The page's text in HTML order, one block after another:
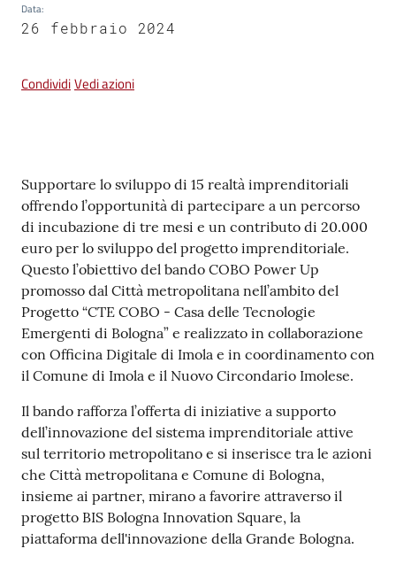
online
argomenti...
Seguici
su
Data:
26 febbraio 2024
CondividiVedi azioni
Contenuto
Supportare lo sviluppo di 15 realtà imprenditoriali
offrendo l’opportunità di partecipare a un percorso
di incubazione di tre mesi e un contributo di 20.000
euro per lo sviluppo del progetto imprenditoriale.
Questo l’obiettivo del bando COBO Power Up
promosso dal Città metropolitana nell’ambito del
Progetto “CTE COBO - Casa delle Tecnologie
Emergenti di Bologna” e realizzato in collaborazione
con Officina Digitale di Imola e in coordinamento con
il Comune di Imola e il Nuovo Circondario Imolese.
Il bando rafforza l’offerta di iniziative a supporto
dell’innovazione del sistema imprenditoriale attive
sul territorio metropolitano e si inserisce tra le azioni
che Città metropolitana e Comune di Bologna,
insieme ai partner, mirano a favorire attraverso il
progetto BIS Bologna Innovation Square, la
piattaforma dell'innovazione della Grande Bologna.